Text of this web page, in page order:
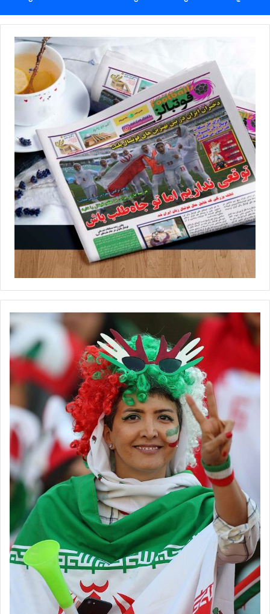
گلایه‌های شهرزاد مظفر کاملاً درست است
افزود: گلایه‌های شهرزاد مظفر در نشست خبری کاملاً درست است. تیم
ملی بازیکنانش را از لیگ انتخاب می‌کند و وقتی باشگاه‌ها به بازیکنان
جوان میدان نمی‌دهند طبعاً تیم ملی هم نمی‌تواند از آن‌ها استفاده کند.
در سال‌های اخیر فقط تعداد کمی از بازیکنان جوان توانسته‌اند خودشان
را به سطح ملی برسانند. دلیل اصلی این مسئله فشار اسپانسرهاست؛
چون آن‌ها از مربیان نتیجه می‌خواهند. اگر مربی بخواهد به جوان‌ها
فرصت بدهد و نتیجه نگیرد احتمال دارد سال بعد اسپانسر تیم‌داری را
کنار بگذارد. بنابراین مربیان ترجیح می‌دهند از بازیکنان باتجربه استفاده
کنند. همین موضوع باعث شده روند جوان‌گرایی در لیگ فوتسال زنان
بسیار کمرنگ باشد و تیم ملی همچنان به بازیکنان با تجربه وابسته بماند.
💻منبع:مهر 📸عکس:اینستاگرام ✍️خبرنگار:فریباجلیل‌خانی
با فوتبالز همراه شوید
◾️فوتبالزرا در اینستاگرام دنبال کنید ◾️footballs.women@
برچسب ها استقلال